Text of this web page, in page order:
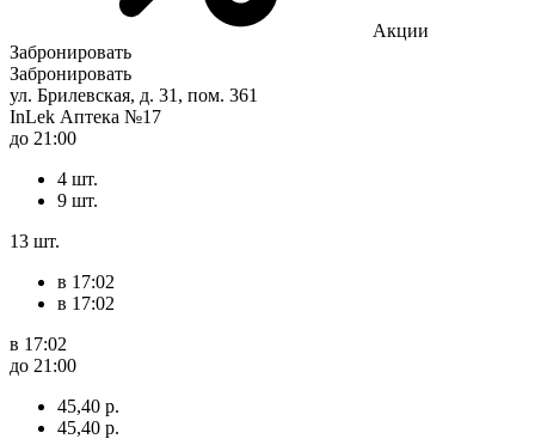
Акции
Забронировать
Забронировать
ул. Брилевская, д. 31, пом. 361
InLek Аптека №17
до 21:00
4 шт.
9 шт.
13 шт.
в 17:02
в 17:02
в 17:02
до 21:00
45,40 р.
45,40 р.